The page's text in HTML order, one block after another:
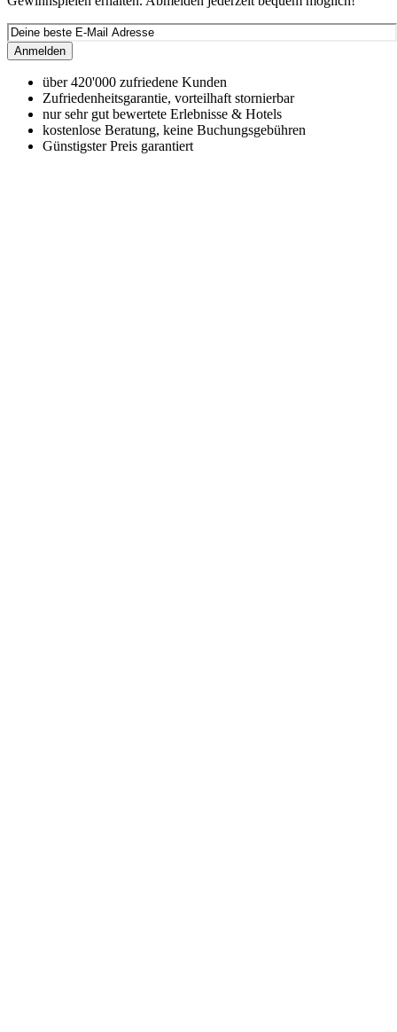
Anmelden
über 420'000 zufriedene Kunden
Zufriedenheitsgarantie, vorteilhaft stornierbar
nur sehr gut bewertete Erlebnisse & Hotels
kostenlose Beratung, keine Buchungsgebühren
Günstigster Preis garantiert